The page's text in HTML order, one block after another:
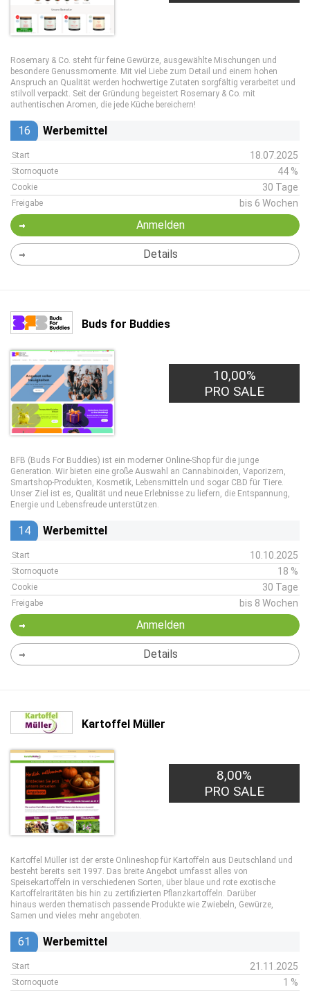
Rosemary & Co. steht für feine Gewürze, ausgewählte Mischungen und
besondere Genussmomente. Mit viel Liebe zum Detail und einem hohen
Anspruch an Qualität werden hochwertige Zutaten sorgfältig verarbeitet und
stilvoll verpackt. Seit der Gründung begeistert Rosemary & Co. mit
authentischen Aromen, die jede Küche bereichern!
16 Werbemittel
Start 18.07.2025
Stornoquote 44 %
Cookie 30 Tage
Freigabe bis 6 Wochen
Anmelden
Details
Buds for Buddies
10,00%
PRO SALE
BFB (Buds For Buddies) ist ein moderner Online-Shop für die junge
Generation. Wir bieten eine große Auswahl an Cannabinoiden, Vaporizern,
Smartshop-Produkten, Kosmetik, Lebensmitteln und sogar CBD für Tiere.
Unser Ziel ist es, Qualität und neue Erlebnisse zu liefern, die Entspannung,
Energie und Lebensfreude unterstützen.
14 Werbemittel
Start 10.10.2025
Stornoquote 18 %
Cookie 30 Tage
Freigabe bis 8 Wochen
Anmelden
Details
Kartoffel Müller
8,00%
PRO SALE
Kartoffel Müller ist der erste Onlineshop für Kartoffeln aus Deutschland und
besteht bereits seit 1997. Das breite Angebot umfasst alles von
Speisekartoffeln in verschiedenen Sorten, über blaue und rote exotische
Kartoffelraritäten bis hin zu zertifizierten Pflanzkartoffeln. Darüber
hinaus werden thematisch passende Produkte wie Zwiebeln, Gewürze,
Samen und vieles mehr angeboten.
61 Werbemittel
Start 21.11.2025
Stornoquote 1 %